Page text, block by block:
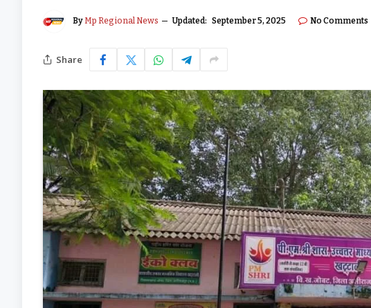
ByMp Regional News Updated: September 5, 2025 No Comments
Share